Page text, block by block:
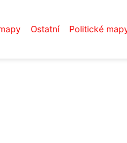
Ostatní Politické